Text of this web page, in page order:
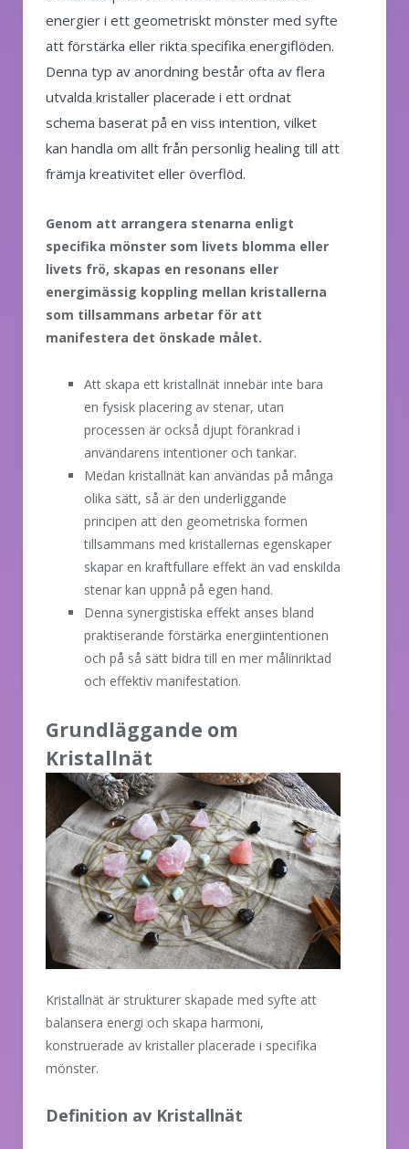
energier i ett geometriskt mönster med syfte
att förstärka eller rikta specifika energiflöden.
Denna typ av anordning består ofta av flera
utvalda kristaller placerade i ett ordnat
schema baserat på en viss intention, vilket
kan handla om allt från personlig healing till att
främja kreativitet eller överflöd.
Genom att arrangera stenarna enligt
specifika mönster som livets blomma eller
livets frö, skapas en resonans eller
energimässig koppling mellan kristallerna
som tillsammans arbetar för att
manifestera det önskade målet.
Att skapa ett kristallnät innebär inte bara
en fysisk placering av stenar, utan
processen är också djupt förankrad i
användarens intentioner och tankar.
Medan kristallnät kan användas på många
olika sätt, så är den underliggande
principen att den geometriska formen
tillsammans med kristallernas egenskaper
skapar en kraftfullare effekt än vad enskilda
stenar kan uppnå på egen hand.
Denna synergistiska effekt anses bland
praktiserande förstärka energiintentionen
och på så sätt bidra till en mer målinriktad
och effektiv manifestation.
Grundläggande om
Kristallnät
Kristallnät är strukturer skapade med syfte att
balansera energi och skapa harmoni,
konstruerade av kristaller placerade i specifika
mönster.
Definition av Kristallnät